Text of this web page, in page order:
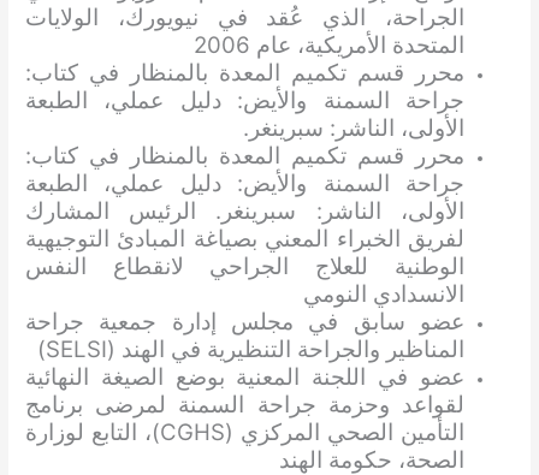
الجراحة، الذي عُقد في نيويورك، الولايات
المتحدة الأمريكية، عام 2006
محرر قسم تكميم المعدة بالمنظار في كتاب:
جراحة السمنة والأيض: دليل عملي، الطبعة
الأولى، الناشر: سبرينغر.
محرر قسم تكميم المعدة بالمنظار في كتاب:
جراحة السمنة والأيض: دليل عملي، الطبعة
الأولى، الناشر: سبرينغر. الرئيس المشارك
لفريق الخبراء المعني بصياغة المبادئ التوجيهية
الوطنية للعلاج الجراحي لانقطاع النفس
الانسدادي النومي
عضو سابق في مجلس إدارة جمعية جراحة
المناظير والجراحة التنظيرية في الهند (SELSI)
عضو في اللجنة المعنية بوضع الصيغة النهائية
لقواعد وحزمة جراحة السمنة لمرضى برنامج
التأمين الصحي المركزي (CGHS)، التابع لوزارة
الصحة، حكومة الهند